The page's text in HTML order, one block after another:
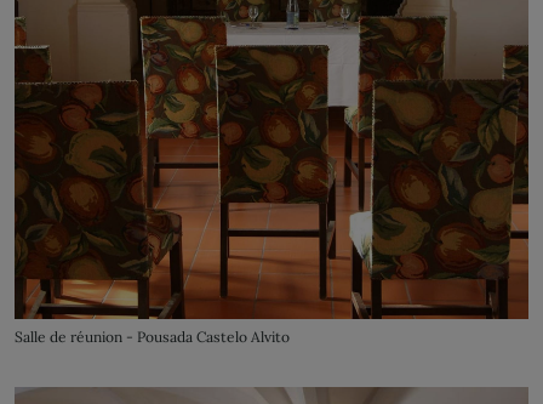
Salle de réunion - Pousada Castelo Alvito